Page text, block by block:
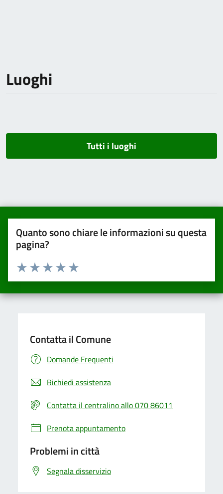
Luoghi
Tutti i luoghi
Quanto sono chiare le informazioni su questa
pagina?
Valuta da 1 a 5 stelle la pagina
Valuta 5 stelle su 5
Valuta 4 stelle su 5
Valuta 3 stelle su 5
Valuta 2 stelle su 5
Valuta una stella su 5
Contatta il Comune
Domande Frequenti
Richiedi assistenza
Contatta il centralino allo 070 86011
Prenota appuntamento
Problemi in città
Segnala disservizio